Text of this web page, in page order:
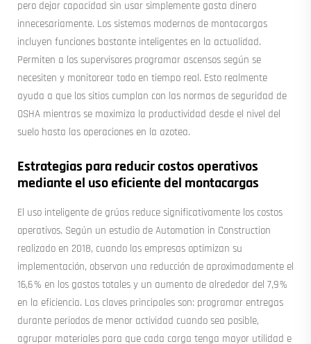
pero dejar capacidad sin usar simplemente gasta dinero
innecesariamente. Los sistemas modernos de montacargas
incluyen funciones bastante inteligentes en la actualidad.
Permiten a los supervisores programar ascensos según se
necesiten y monitorear todo en tiempo real. Esto realmente
ayuda a que los sitios cumplan con las normas de seguridad de
OSHA mientras se maximiza la productividad desde el nivel del
suelo hasta las operaciones en la azotea.
Estrategias para reducir costos operativos
mediante el uso eficiente del montacargas
El uso inteligente de grúas reduce significativamente los costos
operativos. Según un estudio de Automation in Construction
realizado en 2018, cuando las empresas optimizan su
implementación, observan una reducción de aproximadamente el
16,6 % en los gastos totales y un aumento de alrededor del 7,9 %
en la eficiencia. Las claves principales son: programar entregas
durante periodos de menor actividad cuando sea posible,
agrupar materiales para que cada carga tenga mayor utilidad e